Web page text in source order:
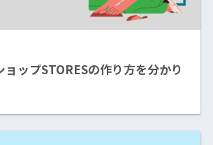
ップSTORESの作り方を分かり